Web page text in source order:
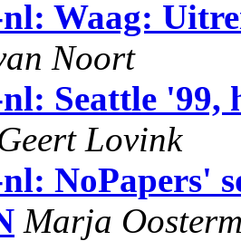
Waag:
Noort
Seattle '99,
Lovink
NoPapers'
Marja